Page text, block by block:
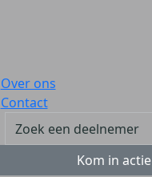
Over ons
Contact
Kom in actie